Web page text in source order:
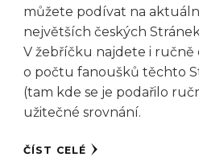
můžete podívat na
největších českých
V žebříčku najdete i
o počtu fanoušků těchto
(tam kde se je podařilo
užitečné srovnání.
ČÍST CELÉ